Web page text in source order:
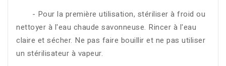
- Pour la première utilisation, stériliser à froid ou
nettoyer à l'eau chaude savonneuse. Rincer à l'eau
claire et sécher. Ne pas faire bouillir et ne pas utiliser
un stérilisateur à vapeur.